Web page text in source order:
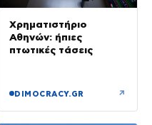
Χρηματιστήριο
Αθηνών: ήπιες
πτωτικές τάσεις
DIMOCRACY.GR ↗